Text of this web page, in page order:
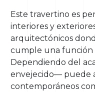
Este travertino es
interiores y
arquitectónicos
cumple una función
Dependiendo del
envejecido— puede
contemporáneos